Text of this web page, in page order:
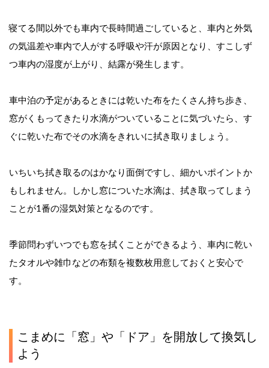
寝てる間以外でも車内で長時間過ごしていると、車内と外気
の気温差や車内で人がする呼吸や汗が原因となり、すこしず
つ車内の湿度が上がり、結露が発生します。
車中泊の予定があるときには乾いた布をたくさん持ち歩き、
窓がくもってきたり水滴がついていることに気づいたら、す
ぐに乾いた布でその水滴をきれいに拭き取りましょう。
いちいち拭き取るのはかなり面倒ですし、細かいポイントか
もしれません。しかし窓についた水滴は、拭き取ってしまう
ことが1番の湿気対策となるのです。
季節問わずいつでも窓を拭くことができるよう、車内に乾い
たタオルや雑巾などの布類を複数枚用意しておくと安心で
す。
こまめに「窓」や「ドア」を開放して換気し
よう